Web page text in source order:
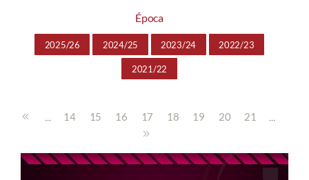
Época
2025/26 2024/25 2023/24 2022/23
2021/22
... 14 15 16 17 18 19 20 21 ...